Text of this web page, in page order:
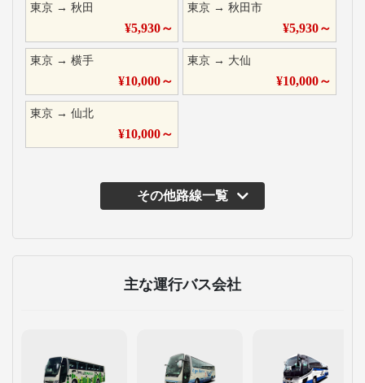
東京 → 秋田
¥5,930～
東京 →秋田市
¥5,930～
東京 → 横手
¥10,000～
東京 → 大仙
¥10,000～
東京 → 仙北
¥10,000～
その他路線一覧
主な運行バス会社